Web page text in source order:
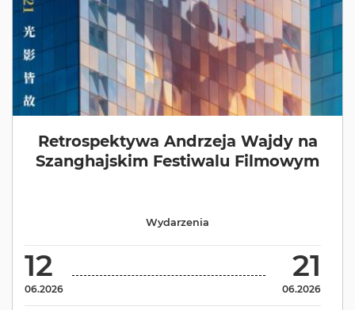
Retrospektywa Andrzeja Wajdy na
Szanghajskim Festiwalu Filmowym
12
06.2026
21
06.2026
Wydarzenia